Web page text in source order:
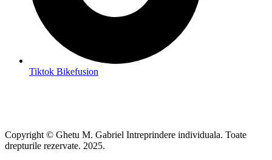
Tiktok Bikefusion
Copyright © Ghetu M. Gabriel Intreprindere individuala. Toate
drepturile rezervate. 2025.